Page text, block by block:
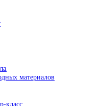
материалов
класс